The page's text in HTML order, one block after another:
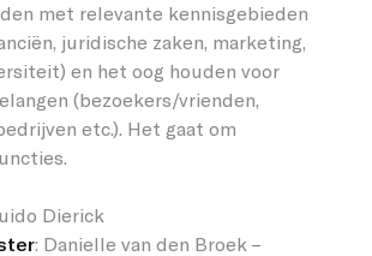
met relevante kennisgebieden
juridische zaken, marketing,
en het oog houden voor
(bezoekers/vrienden,
etc.). Het gaat om
Dierick
: Danielle van den Broek –